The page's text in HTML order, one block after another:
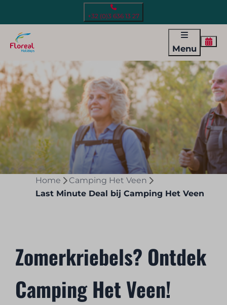
+32 (0)3 636 13 27
Menu
Home
Camping Het Veen
Last Minute Deal bij Camping Het Veen
Zomerkriebels? Ontdek
Camping Het Veen!